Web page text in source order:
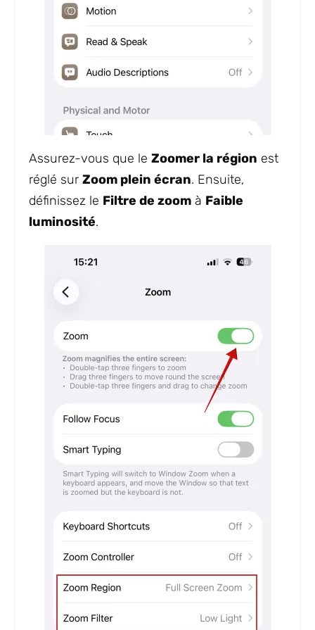
Assurez-vous que le Zoomer la région est
réglé sur Zoom plein écran. Ensuite,
définissez le Filtre de zoom à Faible
luminosité.